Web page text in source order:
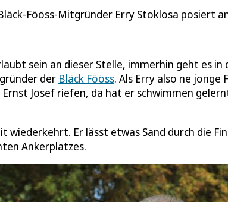
Fööss-Mitgründer Erry Stoklosa posiert
sein an dieser Stelle, immerhin geht es in
der Bläck Fööss. Als Erry also ne jonge
Josef riefen, da hat er schwimmen
wiederkehrt. Er lässt etwas Sand durch die
Ankerplatzes.